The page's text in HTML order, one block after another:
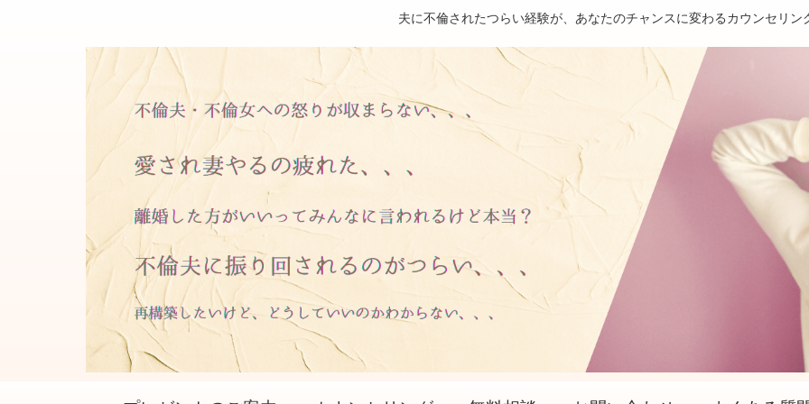
夫に不倫されたつらい経験が、あなたのチャンスに変わるカウンセリン